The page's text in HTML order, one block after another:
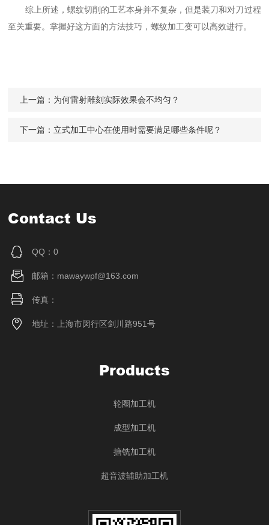
综上所述，螺纹切削的工艺本身并不复杂，但是装刀和对刀过程
至关重要。掌握好这方面的方法技巧，螺纹加工变可以高效进行。
上一篇： 为何雷射雕刻实际效果会不均匀？
下一篇： 立式加工中心在使用时需要满足哪些条件呢？
Contact Us
QQ：0
邮箱：mawaywpf@163.com
传真：
地址：上海市闵行区剑川路951号
Products
轮圈加工机
成型加工机
搪铣加工机
超音波辅助加工机